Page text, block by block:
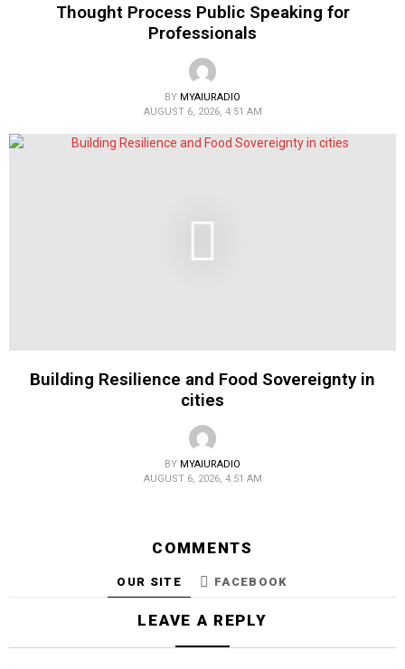
Thought Process Public Speaking for
Professionals
BY MYAIURADIO
AUGUST 6, 2026, 4:51 AM
Building Resilience and Food Sovereignty in
cities
BY MYAIURADIO
AUGUST 6, 2026, 4:51 AM
COMMENTS
OUR SITE FACEBOOK
LEAVE A REPLY